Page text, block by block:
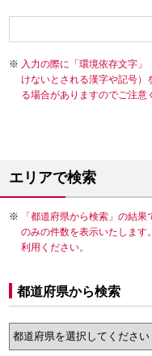
入力の際に「環境依存文字
けないとされる漢字や記号
る場合がありますのでご注意
エリアで検索
「都道府県から検索」の結
のみの件数を表示いたします
利用ください。
都道府県から検索